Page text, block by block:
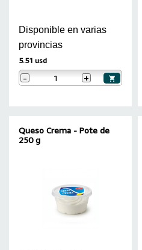
Disponible en varias
provincias
5.51 usd
- +
Queso Crema - Pote de
250 g